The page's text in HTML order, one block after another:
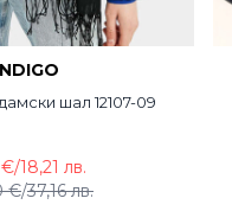
шал 12107-09
€/37,16 лв.
€/18,21 лв.